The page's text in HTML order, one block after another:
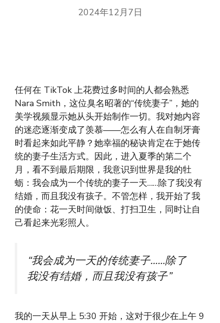
2024年12月7日
任何在 TikTok 上花费过多时间的人都会熟悉
Nara Smith，这位臭名昭著的“传统妻子”，她的
美学视频显示她从头开始制作一切。我对她内容
的迷恋逐渐变成了羡慕——怎么有人在自制牙膏
时看起来如此平静？她幸福的秘诀肯定在于她传
统的妻子生活方式。因此，进入夏季的第二个
月，看不到最后期限，我意识到世界是我的牡
蛎：我会成为一个传统的妻子一天……除了我没有
结婚，而且我没有孩子。不管怎样，我开始了我
的使命：花一天时间做饭、打扫卫生，同时让自
己看起来光彩照人。
“我会成为一天的传统妻子……除了
我没有结婚，而且我没有孩子”
我的一天从早上 5:30 开始，这对于很少在上午 9